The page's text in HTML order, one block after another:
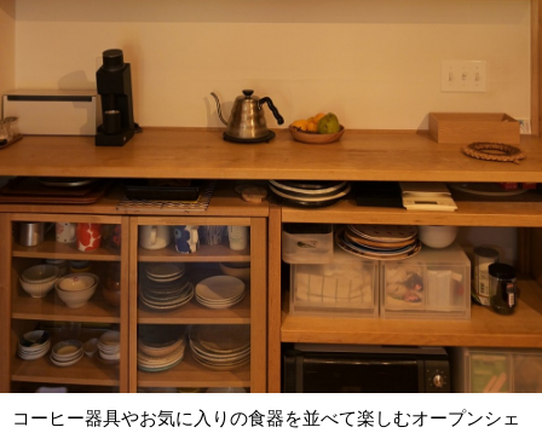
コーヒー器具やお気に入りの食器を並べて楽しむオープンシェ